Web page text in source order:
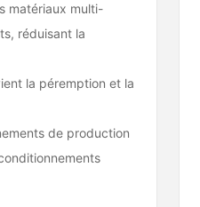
matériaux multi-
réduisant la
la péremption et la
de production